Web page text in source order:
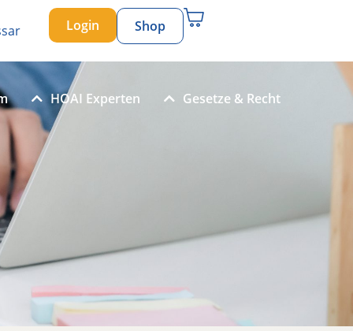
Login Shop
HOAI Experten Gesetze & Recht